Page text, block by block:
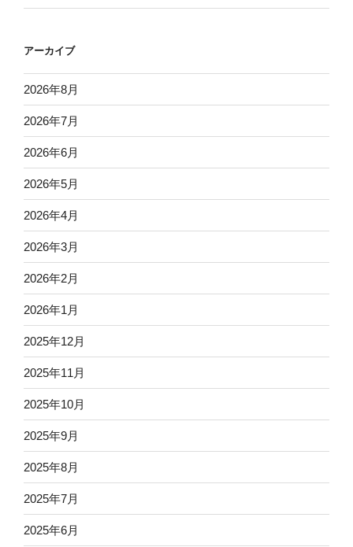
アーカイブ
2026年8月
2026年7月
2026年6月
2026年5月
2026年4月
2026年3月
2026年2月
2026年1月
2025年12月
2025年11月
2025年10月
2025年9月
2025年8月
2025年7月
2025年6月